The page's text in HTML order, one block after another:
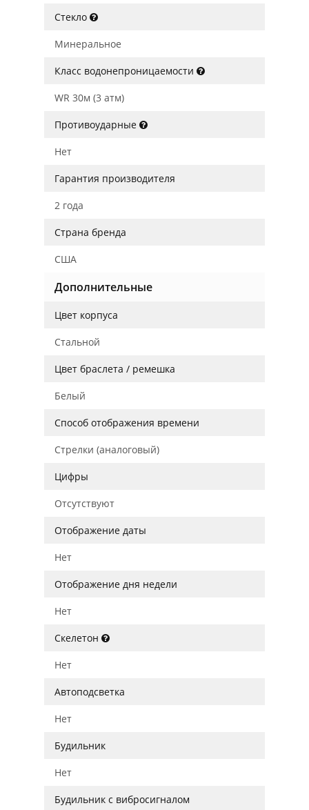
Стекло
Минеральное
Класс водонепроницаемости
WR 30м (3 атм)
Противоударные
Нет
Гарантия производителя
2 года
Страна бренда
США
Дополнительные
Цвет корпуса
Стальной
Цвет браслета / ремешка
Белый
Способ отображения времени
Стрелки (аналоговый)
Цифры
Отсутствуют
Отображение даты
Нет
Отображение дня недели
Нет
Скелетон
Нет
Автоподсветка
Нет
Будильник
Нет
Будильник с вибросигналом